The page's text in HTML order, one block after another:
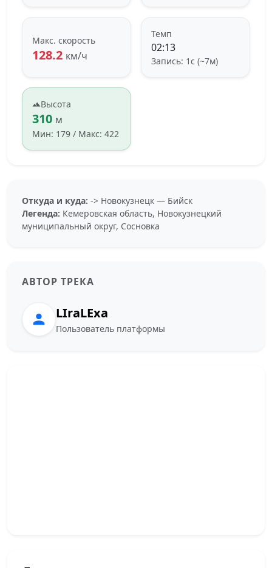
Макс. скорость
128.2 км/ч
Темп
02:13
Запись: 1с (~7м)
Высота
310 м
Мин: 179 / Макс: 422
Откуда и куда: -> Новокузнецк — Бийск
Легенда: Кемеровская область, Новокузнецкий
муниципальный округ, Сосновка
АВТОР ТРЕКА
LIraLExa
Пользователь платформы